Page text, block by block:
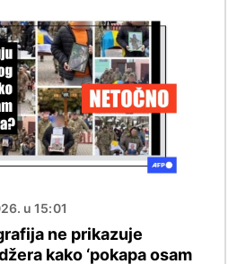
u 15:01
ne prikazuje
kako ‘pokapa osam